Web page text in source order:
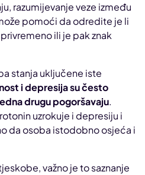
razumijevanje veze između
pomoći da odredite je li
ili je pak znak
stanja uključene iste
i depresija su često
drugu pogoršavaju.
uzrokuje i depresiju i
da osoba istodobno osjeća i
važno je to saznanje